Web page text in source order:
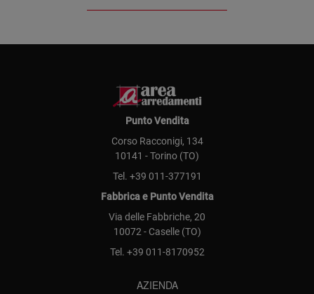
Punto Vendita
Corso Racconigi, 134
10141 - Torino (TO)
Tel. +39 011-377191
Fabbrica e Punto Vendita
Via delle Fabbriche, 20
10072 - Caselle (TO)
Tel. +39 011-8170952
AZIENDA